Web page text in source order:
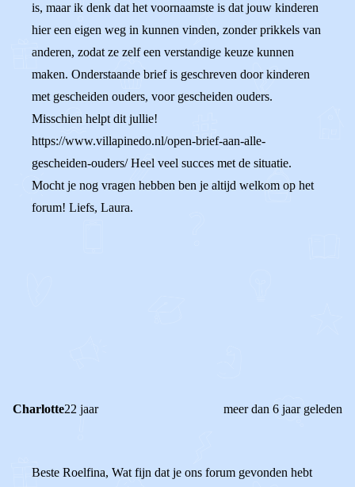
is, maar ik denk dat het voornaamste is dat jouw kinderen
hier een eigen weg in kunnen vinden, zonder prikkels van
anderen, zodat ze zelf een verstandige keuze kunnen
maken. Onderstaande brief is geschreven door kinderen
met gescheiden ouders, voor gescheiden ouders.
Misschien helpt dit jullie!
https://www.villapinedo.nl/open-brief-aan-alle-
gescheiden-ouders/ Heel veel succes met de situatie.
Mocht je nog vragen hebben ben je altijd welkom op het
forum! Liefs, Laura.
Charlotte22 jaar meer dan 6 jaar geleden
Beste Roelfina, Wat fijn dat je ons forum gevonden hebt